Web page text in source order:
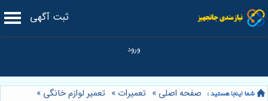
ثبت آگهی
صفحه اصلی » تعمیرات » تعمیر لوازم خانگی »